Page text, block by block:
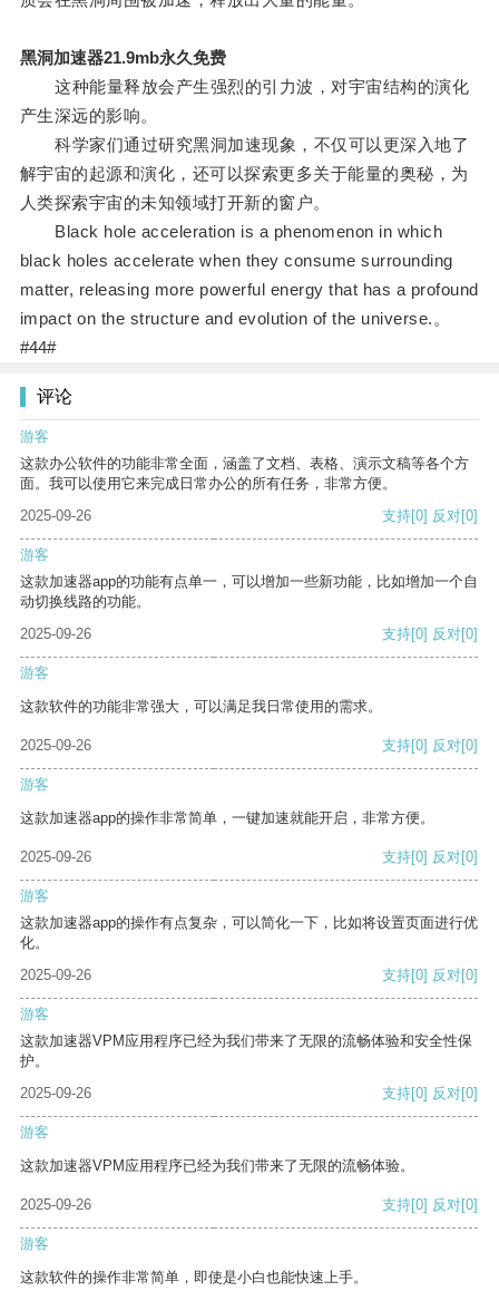
黑洞加速器21.9mb永久免费
这种能量释放会产生强烈的引力波，对宇宙结构的演化
产生深远的影响。
科学家们通过研究黑洞加速现象，不仅可以更深入地了
解宇宙的起源和演化，还可以探索更多关于能量的奥秘，为
人类探索宇宙的未知领域打开新的窗户。
Black hole acceleration is a phenomenon in which
black holes accelerate when they consume surrounding
matter, releasing more powerful energy that has a profound
impact on the structure and evolution of the universe.。
#44#
评论
游客
这款办公软件的功能非常全面，涵盖了文档、表格、演示文稿等各个方
面。我可以使用它来完成日常办公的所有任务，非常方便。
2025-09-26
支持[0] 反对[0]
游客
这款加速器app的功能有点单一，可以增加一些新功能，比如增加一个自
动切换线路的功能。
2025-09-26
支持[0] 反对[0]
游客
这款软件的功能非常强大，可以满足我日常使用的需求。
2025-09-26 支持[0] 反对[0]
游客
这款加速器app的操作非常简单，一键加速就能开启，非常方便。
2025-09-26 支持[0] 反对[0]
游客
这款加速器app的操作有点复杂，可以简化一下，比如将设置页面进行优
化。
2025-09-26
支持[0] 反对[0]
游客
这款加速器VPM应用程序已经为我们带来了无限的流畅体验和安全性保
护。
2025-09-26
支持[0] 反对[0]
游客
这款加速器VPM应用程序已经为我们带来了无限的流畅体验。
2025-09-26 支持[0] 反对[0]
游客
这款软件的操作非常简单，即使是小白也能快速上手。